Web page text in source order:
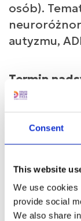
Consent
This website
We use cookies
provide social
We also share
osób).
autyzmu,
Termin
14.07.2026
Termin
W razie
posters@jim.org